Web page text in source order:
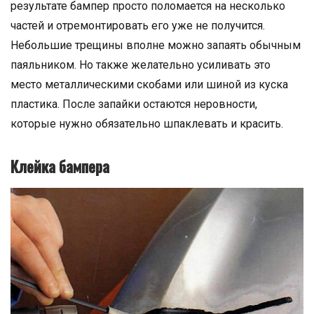
результате бампер просто поломается на несколько
частей и отремонтировать его уже не получится.
Небольшие трещины вполне можно запаять обычным
паяльником. Но также желательно усиливать это
место металлическими скобами или шиной из куска
пластика. После запайки остаются неровности,
которые нужно обязательно шпаклевать и красить.
Клейка бампера